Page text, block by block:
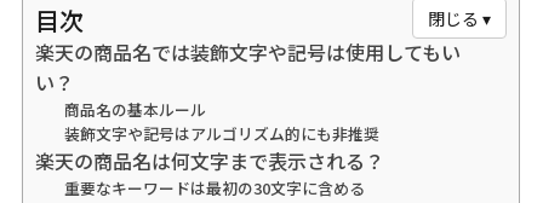
目次 閉じる ▾
楽天の商品名では装飾文字や記号は使用してもい
い？
商品名の基本ルール
装飾文字や記号はアルゴリズム的にも非推奨
楽天の商品名は何文字まで表示される？
重要なキーワードは最初の30文字に含める